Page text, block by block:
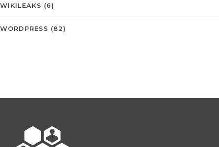
WIKILEAKS (6)
WORDPRESS (82)